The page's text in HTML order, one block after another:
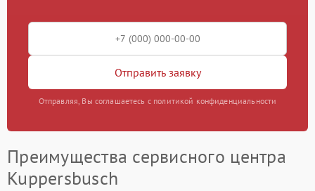
Отправить заявку
Отправляя, Вы соглашаетесь с политикой конфиденциальности
Преимущества сервисного центра
Kuppersbusch